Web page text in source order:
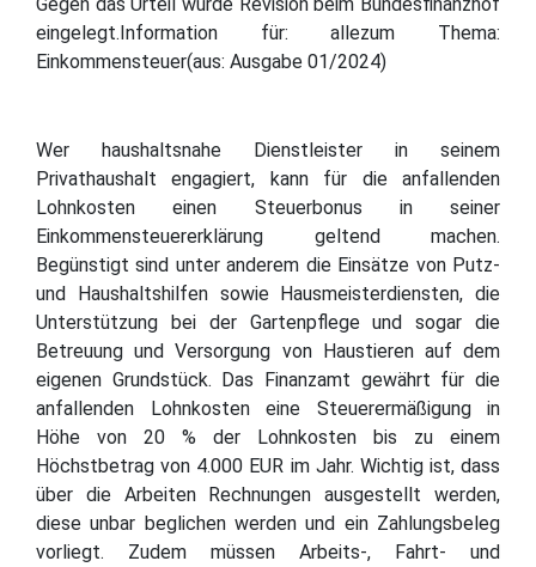
eingelegt.Information für: allezum Thema:
Einkommensteuer(aus: Ausgabe 01/2024)
Wer haushaltsnahe Dienstleister in seinem
Privathaushalt engagiert, kann für die anfallenden
Lohnkosten einen Steuerbonus in seiner
Einkommensteuererklärung geltend machen.
Begünstigt sind unter anderem die Einsätze von Putz-
und Haushaltshilfen sowie Hausmeisterdiensten, die
Unterstützung bei der Gartenpflege und sogar die
Betreuung und Versorgung von Haustieren auf dem
eigenen Grundstück. Das Finanzamt gewährt für die
anfallenden Lohnkosten eine Steuerermäßigung in
Höhe von 20 % der Lohnkosten bis zu einem
Höchstbetrag von 4.000 EUR im Jahr. Wichtig ist, dass
über die Arbeiten Rechnungen ausgestellt werden,
diese unbar beglichen werden und ein Zahlungsbeleg
vorliegt. Zudem müssen Arbeits-, Fahrt- und